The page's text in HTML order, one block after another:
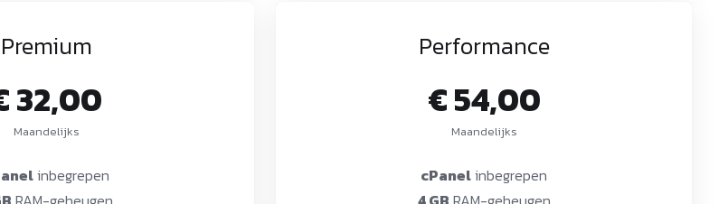
Premium
32,00
Maandelijks
inbegrepen
Performance
€ 54,00
Maandelijks
cPanelinbegrepen